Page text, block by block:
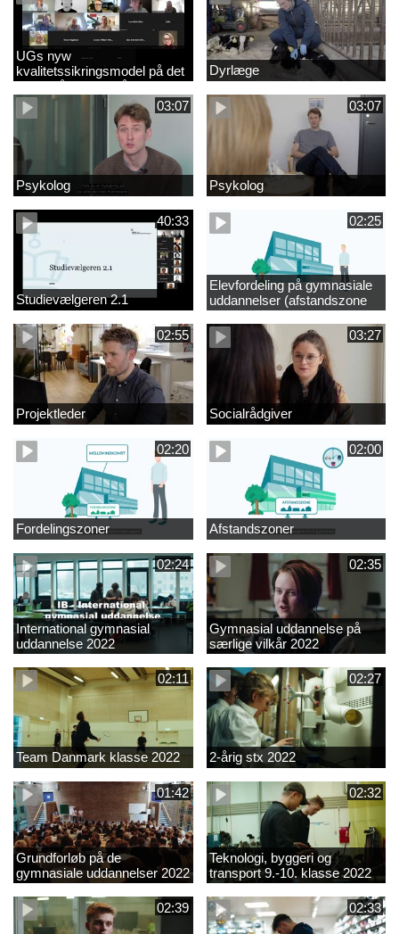
UGs nyw
kvalitetssikringsmodel på det
videregående område
Dyrlæge
03:07
Psykolog
03:07
Psykolog
40:33
Studievælgeren 2.1
02:25
Elevfordeling på gymnasiale
uddannelser (afstandszone
redigeret)
02:55
Projektleder
03:27
Socialrådgiver
02:20
Fordelingszoner
02:00
Afstandszoner
02:24
International gymnasial
uddannelse 2022
02:35
Gymnasial uddannelse på
særlige vilkår 2022
02:11
Team Danmark klasse 2022
02:27
2-årig stx 2022
01:42
Grundforløb på de
gymnasiale uddannelser 2022
02:32
Teknologi, byggeri og
transport 9.-10. klasse 2022
02:39 02:33